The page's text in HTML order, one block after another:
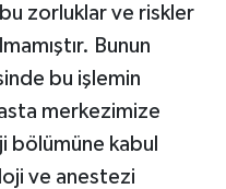
zorluklar ve riskler
Bunun
bu işlemin
merkezimize
kabul
ve anestezi